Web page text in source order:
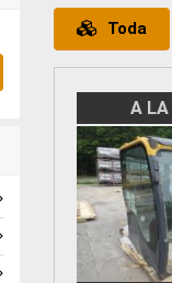
Toda
A LA